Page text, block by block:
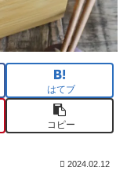
はてブ
コピー
2024.02.12